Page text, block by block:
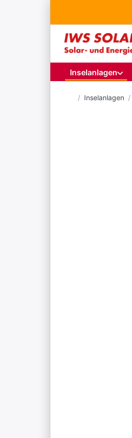
Inselanlagen
Startseite
Inselanlagen